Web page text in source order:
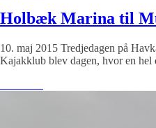
Holbæk Marina til
10. maj 2015 Tredjedagen på
Kajakklub blev dagen, hvor en hel